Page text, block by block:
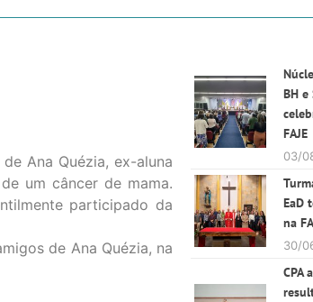
Ana Quézia, ex-aluna
um câncer de mama.
participado da
de Ana Quézia, na
BH e
FAJE
03/
EaD
na
30/
CPA